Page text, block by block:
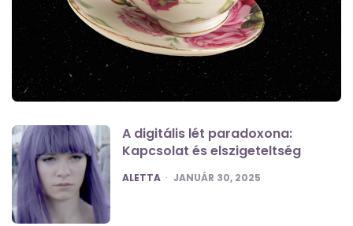
A digitális lét paradoxona:
Kapcsolat és elszigeteltség
POSTED
ALETTA JANUÁR 30, 2025